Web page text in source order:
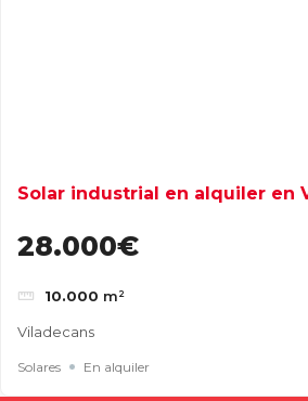
Solar industrial en alquiler en
28.000€
10.000 m²
Viladecans
Solares En alquiler